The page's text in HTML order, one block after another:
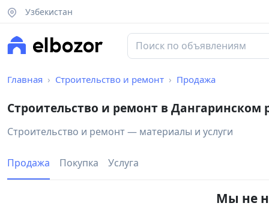
Узбекистан
Главная Строительство и ремонт Продажа
Строительство и ремонт в Дангаринском
Строительство и ремонт — материалы и услуги
Продажа Покупка Услуга
Мы не